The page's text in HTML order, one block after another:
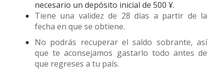
necesario un depósito inicial de 500 ¥.
Tiene una validez de 28 días a partir de la
fecha en que se obtiene.
No podrás recuperar el saldo sobrante, así
que te aconsejamos gastarlo todo antes de
que regreses a tu país.